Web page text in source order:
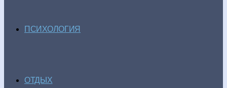
ПСИХОЛОГИЯ
ОТДЫХ